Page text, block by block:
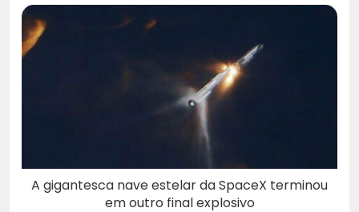
A gigantesca nave estelar da SpaceX terminou
em outro final explosivo